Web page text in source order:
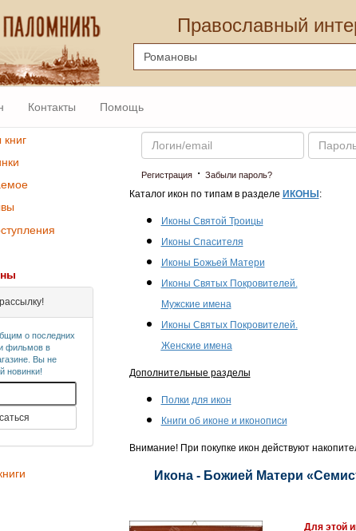
Православный
Контакты Помощь
о последних
фильмов в
Вы не
новинки!
Email Пароль
Регистрация· Забыли пароль?
Каталог икон по типам в разделе ИКОНЫ :
Иконы Святой Троицы
Иконы Спасителя
Иконы Божьей Матери
Иконы Святых Покровителей.
Мужские имена
Иконы Святых Покровителей.
Женские имена
Дополнительные разделы
Полки для икон
Книги об иконе и иконописи
Внимание! При покупке икон действуют
Икона - Божией Матери
Для этой